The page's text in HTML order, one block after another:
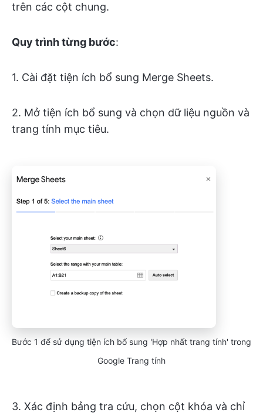
trên các cột chung.
Quy trình từng bước:
1. Cài đặt tiện ích bổ sung Merge Sheets.
2. Mở tiện ích bổ sung và chọn dữ liệu nguồn và
trang tính mục tiêu.
Bước 1 để sử dụng tiện ích bổ sung 'Hợp nhất trang tính' trong
Google Trang tính
3. Xác định bảng tra cứu, chọn cột khóa và chỉ